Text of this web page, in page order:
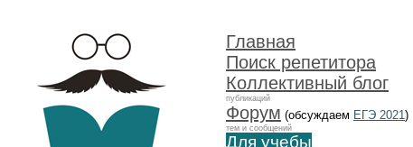
Главная
Поиск репетитора
Коллективный блог
публикаций
Форум (обсуждаем ЕГЭ 2021)
тем и сообщений
Для учебы